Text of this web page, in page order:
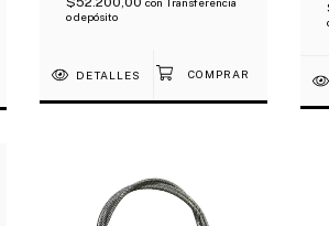
o depósito
DETALLES